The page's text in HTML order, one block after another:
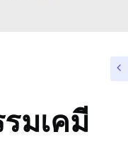
มเคมี